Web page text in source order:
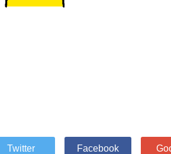
Twitter Facebook